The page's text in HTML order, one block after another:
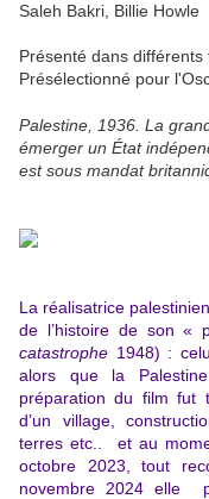
Saleh Bakri, Billie Howle
Présenté dans différents
Présélectionné pour
Palestine, 1936. La
émerger un État
est sous mandat
La réalisatrice
de l’histoire de son «
catastrophe 1948) :
alors que la
préparation du film fut
d’un village,
terres etc.. et au
octobre 2023, tout
novembre 2024 elle